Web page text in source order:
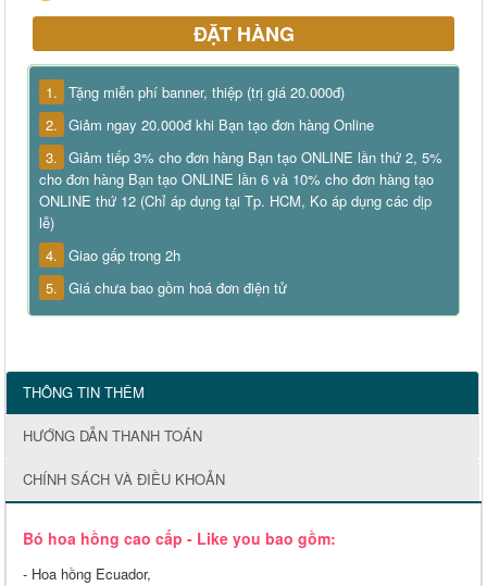
ĐẶT HÀNG
1. Tặng miễn phí banner, thiệp (trị giá 20.000đ)
2. Giảm ngay 20.000đ khi Bạn tạo đơn hàng Online
3. Giảm tiếp 3% cho đơn hàng Bạn tạo ONLINE lần thứ 2, 5%
cho đơn hàng Bạn tạo ONLINE lần 6 và 10% cho đơn hàng tạo
ONLINE thứ 12 (Chỉ áp dụng tại Tp. HCM, Ko áp dụng các dịp
lễ)
4. Giao gấp trong 2h
5. Giá chưa bao gồm hoá đơn điện tử
THÔNG TIN THÊM
HƯỚNG DẪN THANH TOÁN
CHÍNH SÁCH VÀ ĐIỀU KHOẢN
Bó hoa hồng cao cấp - Like you bao gồm:
- Hoa hồng Ecuador,